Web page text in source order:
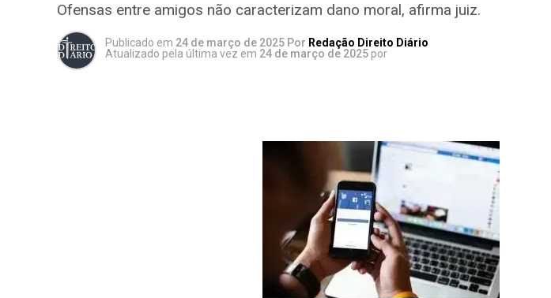
Ofensas entre amigos não caracterizam dano moral, afirma juiz.
Publicado em 24 de março de 2025 Por Redação Direito Diário
Atualizado pela última vez em 24 de março de 2025 por